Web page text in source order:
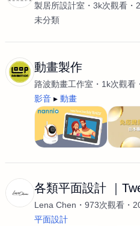
製居所設計室 3k次觀看
未分類
動畫製作
路波動畫工作室 1k次觀看
影音
動畫
各類平面設計 ｜
Lena Chen 973次觀看
平面設計